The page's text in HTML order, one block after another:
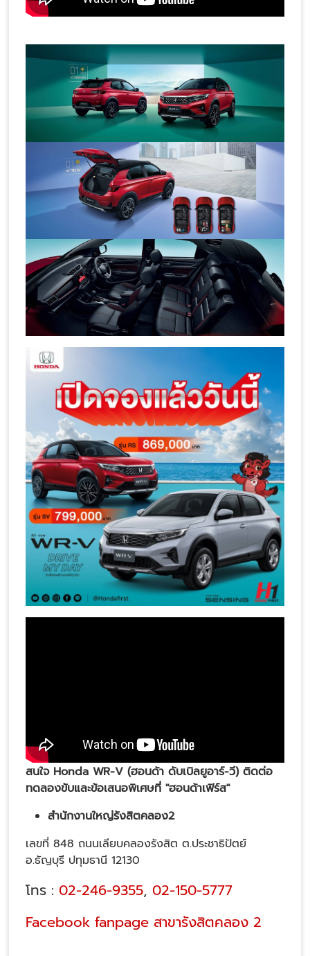
สนใจ Honda WR-V (ฮอนด้า ดับเบิลยูอาร์-วี)ติดต่อ
ทดลองขับและข้อเสนอพิเศษที่ "ฮอนด้าเฟิร์ส"
สำนักงานใหญ่รังสิตคลอง2
เลขที่ 848 ถนนเลียบคลองรังสิต ต.ประชาธิปัตย์
อ.ธัญบุรี ปทุมธานี 12130
โทร : 02-246-9355, 02-150-5777
Facebook fanpage สาขารังสิตคลอง 2